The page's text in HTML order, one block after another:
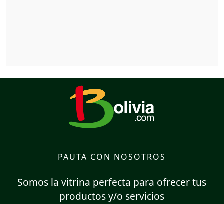
PAUTA CON NOSOTROS
Somos la vitrina perfecta para ofrecer tus
productos y/o servicios